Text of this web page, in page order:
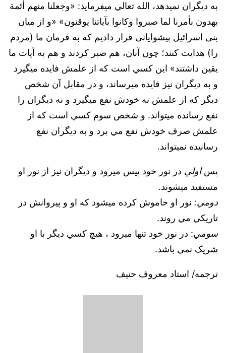
به ديگران نميدهد، ‌الله تعالي ميفرمايد:‌ «وجعلنا منهم أئمة
يهدون بأمرنا لما صبروا وكانوا بآياتنا يوقنون» «و از ميان
بنى اسرائيل پيشوايانى قرار داديم كه به فرمان ما (مردم
را) هدايت كنند؛ چون آنان، هم صبر كردند و هم به آيات ما
يقين داشتند» اين کسي است که از علمش فايده ميگيرد
و به ديگران نيز فايده ميرساند،‌ و در مقابل آن شخص
ديگر که از علمش نه خودش نفع ميگيرد و نه ديگران را
نفع رسانده ميتواند. و شخص سوم کسي است که از
علمش صرف خودش نفع مي برد و به ديگران نفع
رسانيده نميتواند.
پساولي در نور خود پيس ميرود و ديگران نيز از نور او
مستفيد ميشوند.
دومي:‌ نور او خاموش کرده ميشود که او و پيروانش در
تاريکي مي روند.
سومي:‌ در نور خود تنها ميرود ، هيچ کسي ديگر با او
شريک نمي باشد.
ترجمه/ استاد معروف حنيف